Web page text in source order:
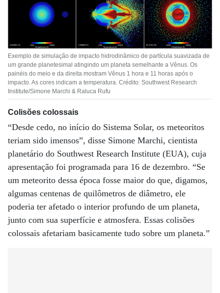
Exemplo de simulação de impacto hidrodinâmico de partícula suavizada de
um grande planetesimal atingindo um planeta semelhante a Vênus. Os
painéis do meio e da direita mostram Vênus 1 hora e 11 horas após o
impacto. As cores indicam a temperatura. Crédito: Southwest Research
Institute/Simone Marchi & Raluca Rufu
Colisões colossais
“Desde cedo, no início do Sistema Solar, os meteoritos
teriam sido imensos”, disse Simone Marchi, cientista
planetário do Southwest Research Institute (EUA), cuja
apresentação foi programada para 16 de dezembro. “Se
um meteorito dessa época fosse maior do que, digamos,
algumas centenas de quilômetros de diâmetro, ele
poderia ter afetado o interior profundo de um planeta,
junto com sua superfície e atmosfera. Essas colisões
colossais afetariam basicamente tudo sobre um planeta.”